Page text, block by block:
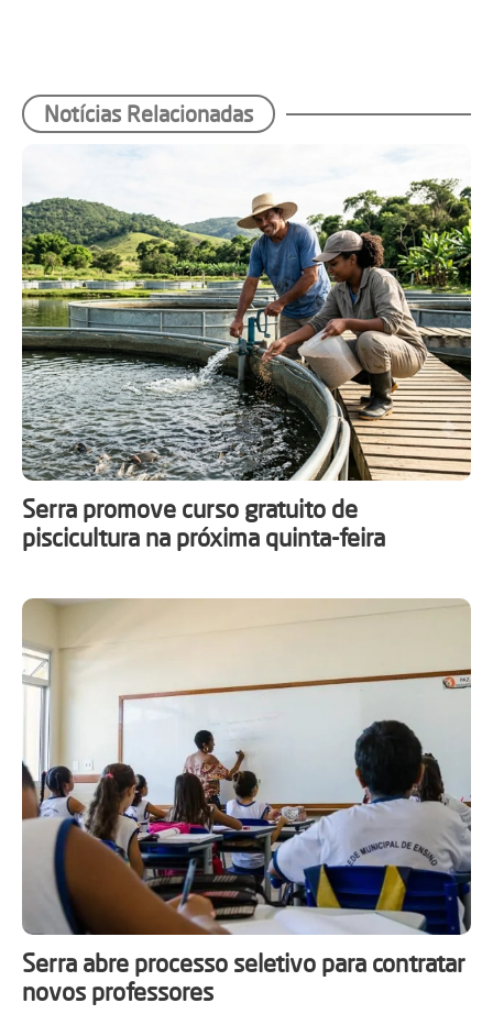
Notícias Relacionadas
Serra promove curso gratuito de
piscicultura na próxima quinta-feira
Serra abre processo seletivo para contratar
novos professores